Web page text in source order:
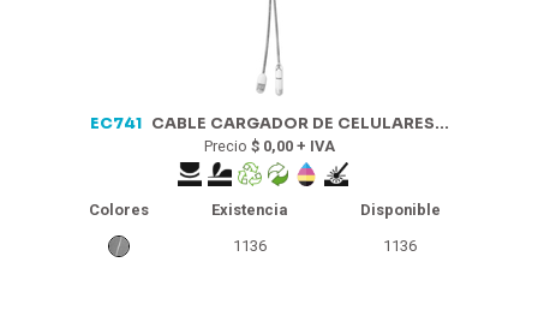
EC741 CABLE CARGADOR DE CELULARES...
Precio $ 0,00 + IVA
Colores Existencia
Disponible
1136
1136